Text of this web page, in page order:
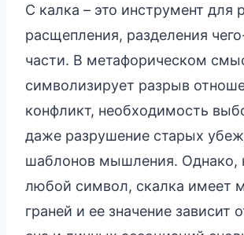
С калка – это инструмент для
расщепления, разделения
части. В метафорическом
символизирует разрыв
конфликт, необходимость
даже разрушение старых
шаблонов мышления. Однако,
любой символ, скалка имеет
граней и ее значение зависит